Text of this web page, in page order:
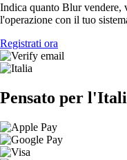
Indica quanto Blur vendere,
l'operazione con il tuo
Registrati ora
Pensato per